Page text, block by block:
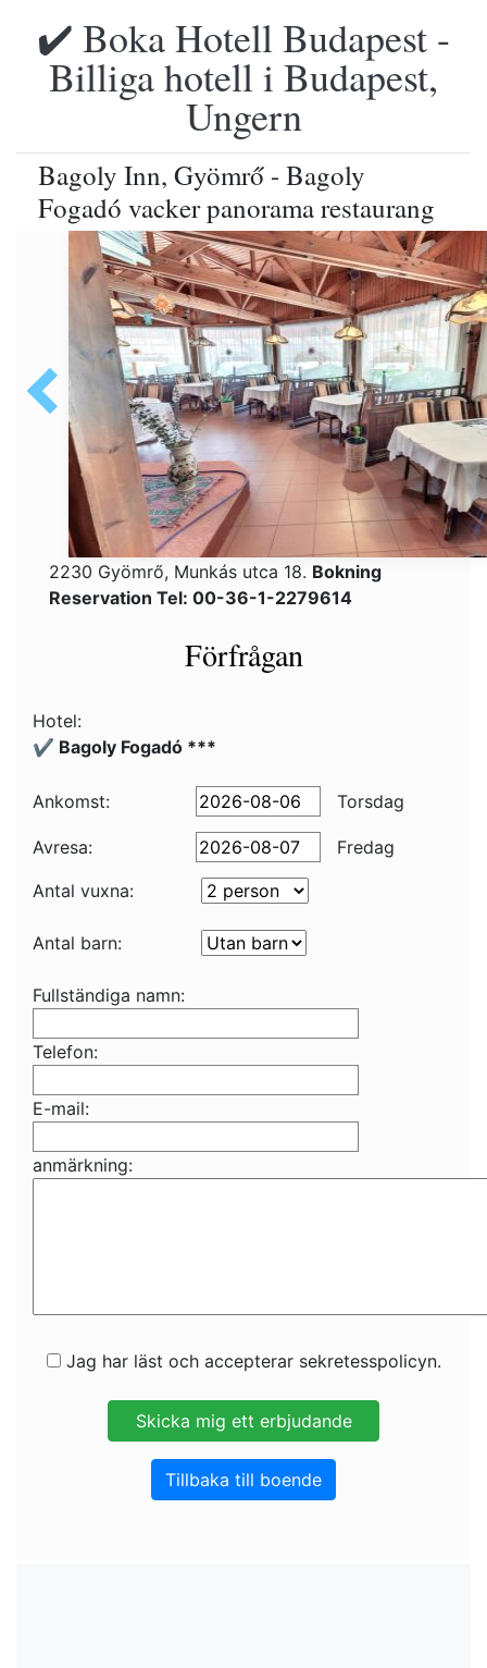
✔️ Boka Hotell Budapest -
Billiga hotell i Budapest,
Ungern
Bagoly Inn, Gyömrő - Bagoly
Fogadó vacker panorama restaurang
2230 Gyömrő, Munkás utca 18. Bokning
Reservation Tel: 00-36-1-2279614
Förfrågan
Hotel:
✔️ Bagoly Fogadó ***
Ankomst: Torsdag
Avresa:
Fredag
Antal vuxna:
Antal barn:
Fullständiga namn:
Telefon:
E-mail:
anmärkning:
Jag har läst och accepterar sekretesspolicyn.
Tillbaka till boende